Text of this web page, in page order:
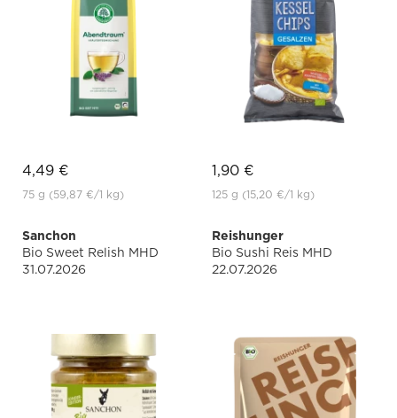
4,49 €
75 g (59,87 €/1 kg)
1,90 €
125 g (15,20 €/1 kg)
Sanchon
Bio Sweet Relish MHD
31.07.2026
Reishunger
Bio Sushi Reis MHD
22.07.2026